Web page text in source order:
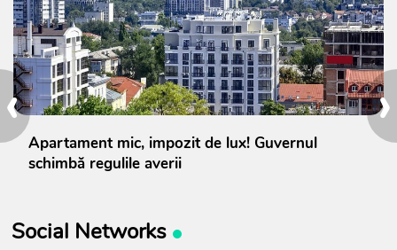
›
‹
Apartament mic, impozit de lux! Guvernul
schimbă regulile averii
Social Networks